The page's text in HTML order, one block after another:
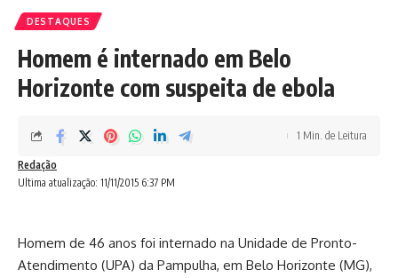
DESTAQUES
Homem é internado em Belo
Horizonte com suspeita de ebola
Ultima atualização: 11/11/2015 6:37 PM
Redação
1 Min. de Leitura
Homem de 46 anos foi internado na Unidade de Pronto-
Atendimento (UPA) da Pampulha, em Belo Horizonte (MG),